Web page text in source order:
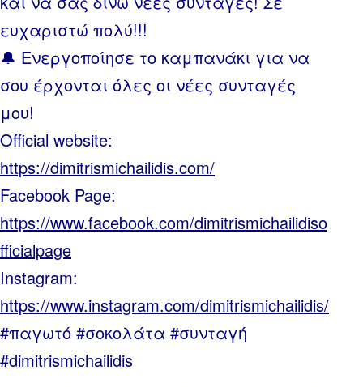
ευχαριστώ πολύ!!!
🔔 Ενεργοποίησε το καμπανάκι για να
σου έρχονται όλες οι νέες συνταγές
μου!
Official website:
https://dimitrismichailidis.com/
Facebook Page:
https://www.facebook.com/dimitrismichailidiso
fficialpage
Instagram:
https://www.instagram.com/dimitrismichailidis/
#παγωτό #σοκολάτα #συνταγή
#dimitrismichailidis